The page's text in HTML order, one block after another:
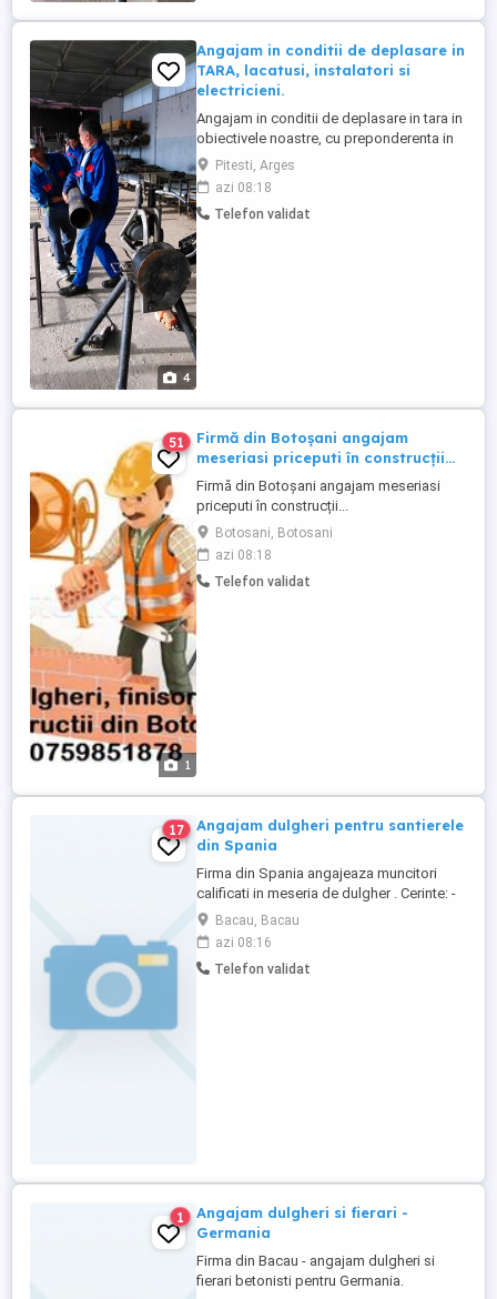
4
Angajam in conditii de deplasare in
TARA, lacatusi, instalatori si
electricieni.
Angajam in conditii de deplasare in tara in
obiectivele noastre, cu preponderenta in
Bucuresti. - Se asigura cazare, diurna si
decontarea tuturor cheltuielilor, inclusiv
transport. - Cazare de foarte buna calitate,
Pensiuni, Motel, Apartamente de foarte
Pitesti, Arges
azi 08:18
Telefon validat
1
51
Firmă din Botoșani angajam
meseriasi priceputi în construcții...
Firmă din Botoșani angajam meseriasi
priceputi în construcții...
Botosani, Botosani
azi 08:18
Telefon validat
17
Angajam dulgheri pentru santierele
din Spania
Firma din Spania angajeaza muncitori
calificati in meseria de dulgher . Cerinte: -
Experienta pe santierele din Spania -
Rezidenta spaniola constituie avantaj -
Cunoasterea limbii spaniole constituie
avantaj -Permis auto constituie avantaj
Bacau, Bacau
azi 08:16
Telefon validat
1
Angajam dulgheri si fierari -
Germania
Firma din Bacau - angajam dulgheri si
fierari betonisti pentru Germania.